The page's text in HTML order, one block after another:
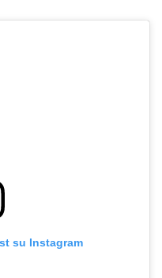
su Instagram